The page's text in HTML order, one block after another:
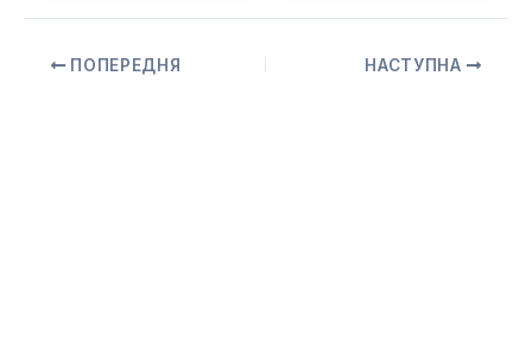
ПОПЕРЕДНЯ НАСТУПНА